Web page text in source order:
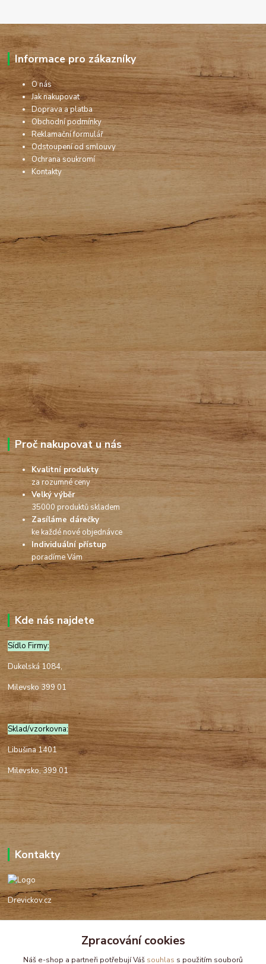
Informace pro zákazníky
O nás
Jak nakupovat
Doprava a platba
Obchodní podmínky
Reklamační formulář
Odstoupení od smlouvy
Ochrana soukromí
Kontakty
Proč nakupovat u nás
Kvalitní produkty
za rozumné ceny
Velký výběr
35000 produktů skladem
Zasíláme dárečky
ke každé nové objednávce
Individuální přístup
poradíme Vám
Kde nás najdete
Sídlo Firmy:
Dukelská 1084,
Milevsko 399 01
Sklad/vzorkovna:
Libušina 1401
Milevsko, 399 01
Kontakty
Drevickov.cz
+420 732 488 676Zpracování cookies
Náš e-shop a partneři potřebují Váš souhlas s použitím souborů